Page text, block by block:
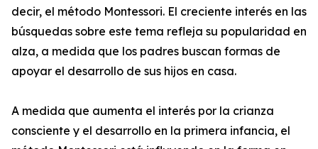
decir, el método Montessori. El creciente interés en las
búsquedas sobre este tema refleja su popularidad en
alza, a medida que los padres buscan formas de
apoyar el desarrollo de sus hijos en casa.
A medida que aumenta el interés por la crianza
consciente y el desarrollo en la primera infancia, el